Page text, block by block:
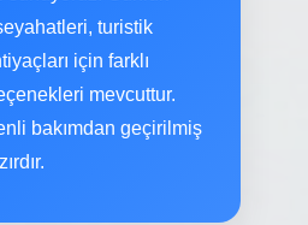
turistik
için farklı
mevcuttur.
bakımdan geçirilmiş